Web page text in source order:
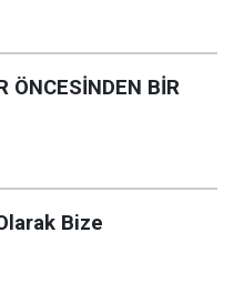
ÖNCESİNDEN BİR
Bize